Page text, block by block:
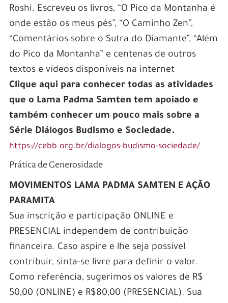
Roshi. Escreveu os livros, “O Pico da Montanha é
onde estão os meus pés”, “O Caminho Zen”,
“Comentários sobre o Sutra do Diamante”, “Além
do Pico da Montanha” e centenas de outros
textos e vídeos disponíveis na internet
Clique aqui para conhecer todas as atividades
que o Lama Padma Samten tem apoiado e
também conhecer um pouco mais sobre a
Série Diálogos Budismo e Sociedade.
https://cebb.org.br/dialogos-budismo-sociedade/
Prática de Generosidade
MOVIMENTOS LAMA PADMA SAMTEN E AÇÃO
PARAMITA
Sua inscrição e participação ONLINE e
PRESENCIAL independem de contribuição
financeira. Caso aspire e lhe seja possível
contribuir, sinta-se livre para definir o valor.
Como referência, sugerimos os valores de R$
50,00 (ONLINE) e R$80,00 (PRESENCIAL). Sua